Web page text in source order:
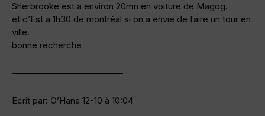
Sherbrooke est a environ 20mn en voiture de Magog.
et c’Est a 1h30 de montréal si on a envie de faire un tour en
ville.
bonne recherche
————————————–
Ecrit par: O’Hana 12-10 à 10:04